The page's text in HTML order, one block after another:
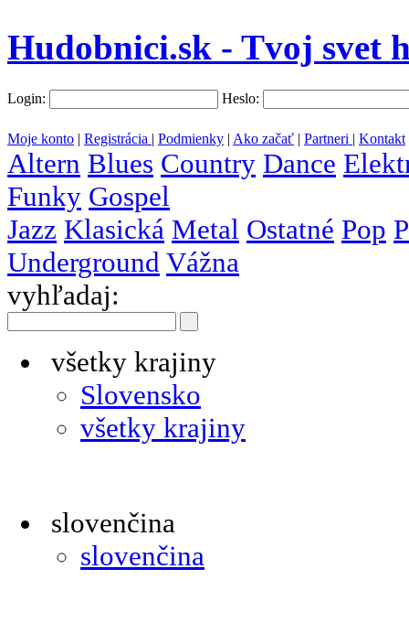
Hudobnici.sk - Tvoj svet
Login: Heslo:
Moje konto | Registrácia | Podmienky | Ako začať | Partneri | Kontakt
Altern Blues Country Dance
Funky Gospel
Jazz Klasická Metal Ostatné Pop
Underground Vážna
vyhľadaj:
všetky krajiny
Slovensko
všetky krajiny
slovenčina
slovenčina